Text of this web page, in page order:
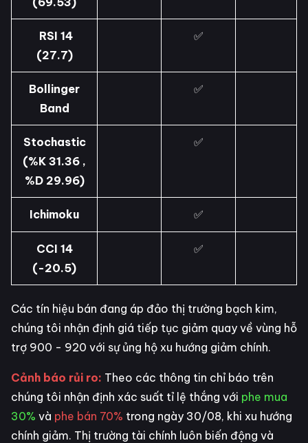
RSI 14
(27.7)
✅
Bollinger
Band
✅
Stochastic
(%K 31.36 ,
%D 29.96)
✅
Ichimoku ✅
CCI 14
(-20.5)
✅
Các tín hiệu bán đang áp đảo thị trường bạch kim,
chúng tôi nhận định giá tiếp tục giảm quay về vùng hỗ
trợ 900 - 920 với sự ủng hộ xu hướng giảm chính.
Cảnh báo rủi ro: Theo các thông tin chỉ báo trên
chúng tôi nhận định xác suất tỉ lệ thắng với phe mua
30% và phe bán 70% trong ngày 30/08, khi xu hướng
chính giảm. Thị trường tài chính luôn biến động và